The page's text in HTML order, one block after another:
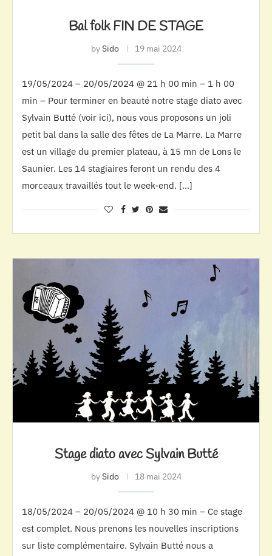
Bal folk FIN DE STAGE
bySido 19 mai 2024
19/05/2024 – 20/05/2024 @ 21 h 00 min – 1 h 00
min – Pour terminer en beauté notre stage diato avec
Sylvain Butté (voir ici), nous vous proposons un joli
petit bal dans la salle des fêtes de La Marre. La Marre
est un village du premier plateau, à 15 mn de Lons le
Saunier. Les 14 stagiaires feront un rendu des 4
morceaux travaillés tout le week-end. […]
Stage diato avec Sylvain Butté
bySido 18 mai 2024
18/05/2024 – 20/05/2024 @ 10 h 30 min – Ce stage
est complet. Nous prenons les nouvelles inscriptions
sur liste complémentaire. Sylvain Butté nous a